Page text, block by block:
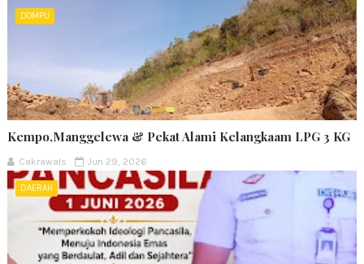
DOMPU
Kempo,Manggelewa & Pekat Alami Kelangkaam LPG 3 KG
Cakrawals Jun 29, 2026
DAERAH